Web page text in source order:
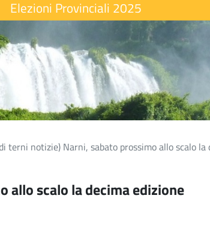
Elezioni Provinciali 2025
terni notizie) Narni, sabato prossimo allo scalo
allo scalo la decima edizione